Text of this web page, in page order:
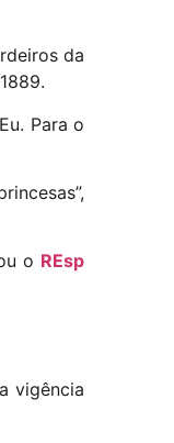
da
Para o
o REsp
vigência